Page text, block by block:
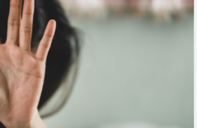
പിന്നീട് മറ്റു പ്രതികള്‍;
കേസില്‍ ഒരാള്‍ കൂടി അറസ്റ്റില്‍